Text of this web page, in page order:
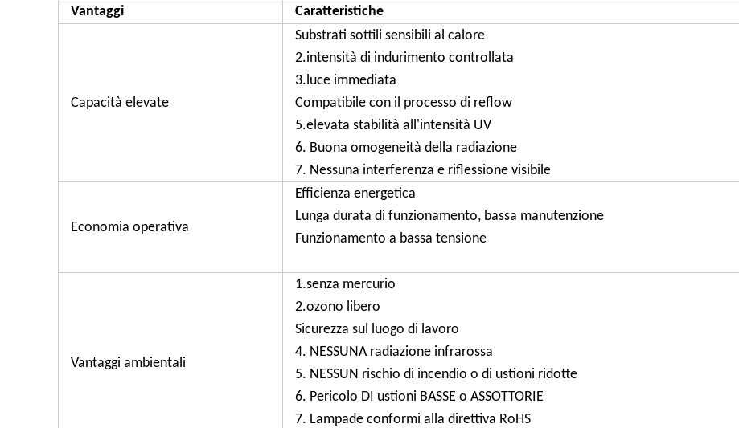
Vantaggi Caratteristiche
Capacità elevate
Substrati sottili sensibili al calore
2.intensità di indurimento controllata
3.luce immediata
Compatibile con il processo di reflow
5.elevata stabilità all'intensità UV
6. Buona omogeneità della radiazione
7. Nessuna interferenza e riflessione visibile
Economia operativa
Efficienza energetica
Lunga durata di funzionamento, bassa manutenzione
Funzionamento a bassa tensione
Vantaggi ambientali
1.senza mercurio
2.ozono libero
Sicurezza sul luogo di lavoro
4. NESSUNA radiazione infrarossa
5. NESSUN rischio di incendio o di ustioni ridotte
6. Pericolo DI ustioni BASSE o ASSOTTORIE
7. Lampade conformi alla direttiva RoHS